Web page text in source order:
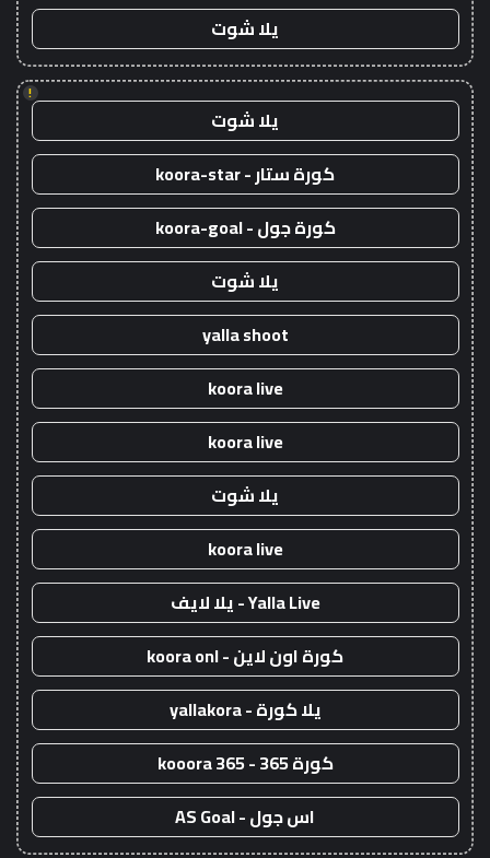
يلا شوت
!
يلا شوت
كورة ستار - koora-star
كورة جول - koora-goal
يلا شوت
yalla shoot
koora live
koora live
يلا شوت
koora live
Yalla Live - يلا لايف
كورة اون لاين - koora onl
يلا كورة - yallakora
كورة 365 - kooora 365
اس جول - AS Goal